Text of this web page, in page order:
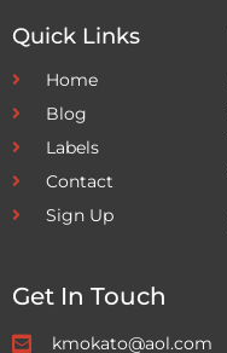
Quick Links
Home
Blog
Labels
Contact
Sign Up
Get In Touch
kmokato@aol.com